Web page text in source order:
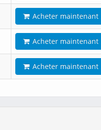
Acheter maintenant
Acheter maintenant
Acheter maintenant